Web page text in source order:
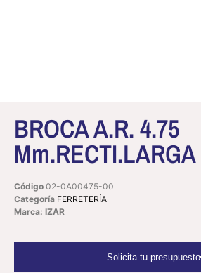
BROCA A.R. 4.75
Mm.RECTI.LARGA
Código 02-0A00475-00
Categoría FERRETERÍA
Marca: IZAR
Solicita tu presupuesto